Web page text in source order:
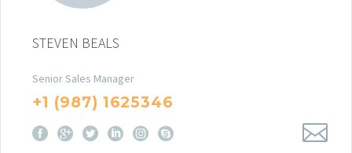
STEVEN BEALS
Senior Sales Manager
+1 (987) 1625346